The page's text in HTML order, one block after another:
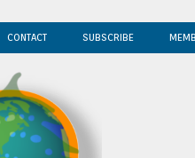
CONTACT SUBSCRIBE